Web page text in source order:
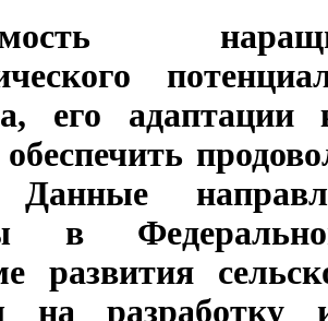
его
Данные
в
развития
на разработку